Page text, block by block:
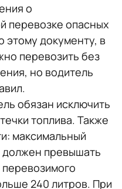
о
перевозке опасных
документу, в
перевозить без
но водитель
обязан исключить
топлива. Также
максимальный
превышать
240 литров. При